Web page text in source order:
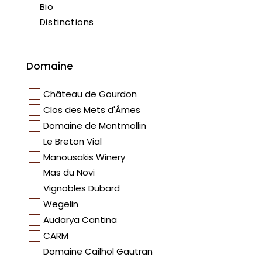
Bio
Distinctions
Domaine
Château de Gourdon
Clos des Mets d'Âmes
Domaine de Montmollin
Le Breton Vial
Manousakis Winery
Mas du Novi
Vignobles Dubard
Wegelin
Audarya Cantina
CARM
Domaine Cailhol Gautran